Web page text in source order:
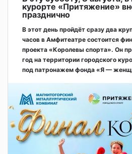
курорте «Притяжение»
празднично
В этот день пройдёт сразу два
часов в Амфитеатре состоится
проекта «Королевы спорта». Он
год на территории городского
под патронажем фонда «Я —